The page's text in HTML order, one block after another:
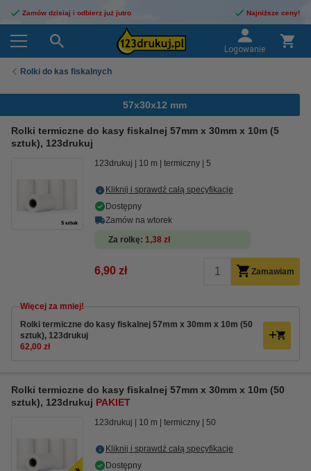
Zamów dzisiaj i odbierz już jutro Najniższe ceny!
Logowanie
Rolki do kas fiskalnych
57x30x12 mm
Rolki termiczne do kasy fiskalnej 57mm x 30mm x 10m (5
sztuk), 123drukuj
123drukuj 10 m termiczny 5
Kliknij i sprawdź całą specyfikacje
Dostępny
Zamów na wtorek
Za rolkę 1,38 zł
6,90 zł Zamawiam
Więcej za mniej!
Rolki termiczne do kasy fiskalnej 57mm x 30mm x 10m (50
sztuk), 123drukuj
62,00 zł
Rolki termiczne do kasy fiskalnej 57mm x 30mm x 10m (50
sztuk), 123drukuj PAKIET
123drukuj 10 m termiczny 50
Kliknij i sprawdź całą specyfikacje
Dostępny